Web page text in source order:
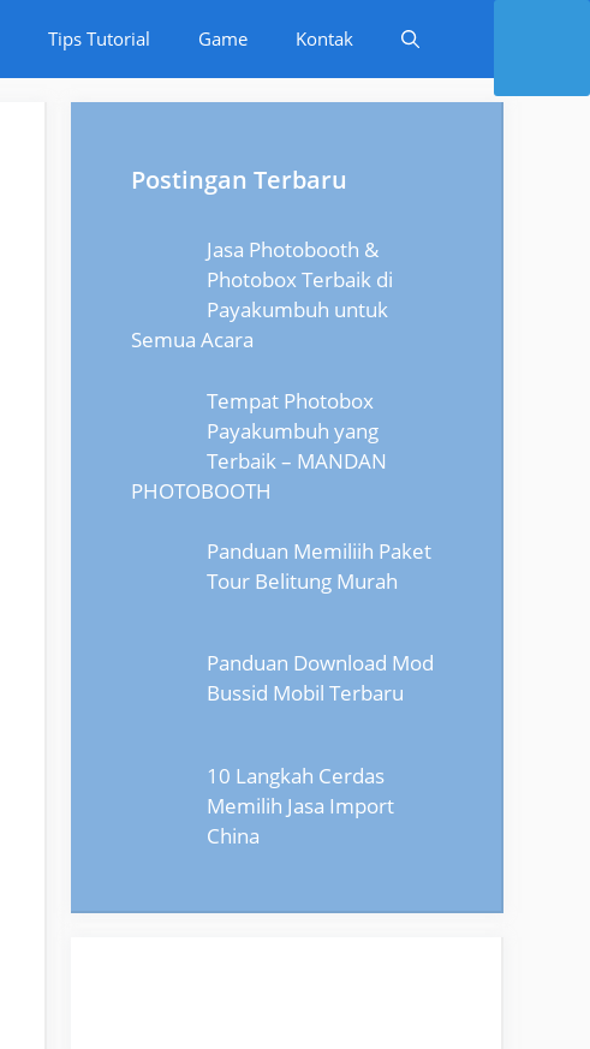
Tips Tutorial Game Kontak
Postingan Terbaru
Jasa Photobooth &
Photobox Terbaik di
Payakumbuh untuk
Semua Acara
Tempat Photobox
Payakumbuh yang
Terbaik – MANDAN
PHOTOBOOTH
Panduan Memiliih Paket
Tour Belitung Murah
Panduan Download Mod
Bussid Mobil Terbaru
10 Langkah Cerdas
Memilih Jasa Import
China